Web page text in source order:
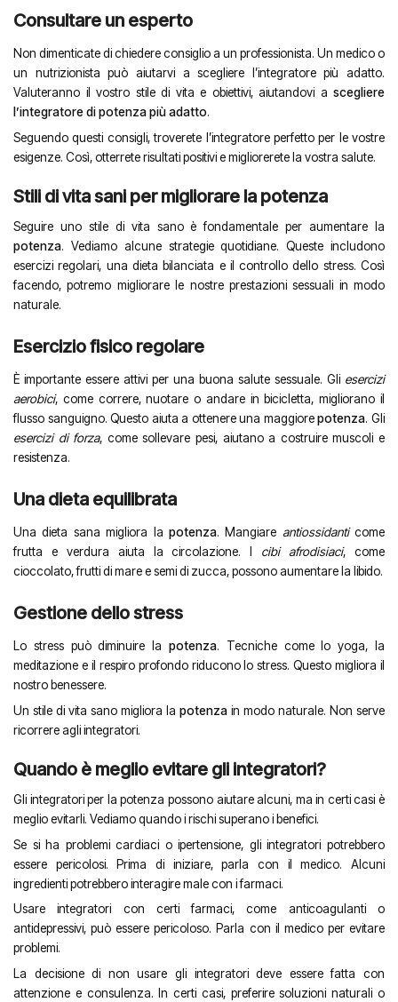
Consultare un esperto
Non dimenticate di chiedere consiglio a un professionista. Un medico o
un nutrizionista può aiutarvi a scegliere l’integratore più adatto.
Valuteranno il vostro stile di vita e obiettivi, aiutandovi a scegliere
l’integratore di potenza più adatto.
Seguendo questi consigli, troverete l’integratore perfetto per le vostre
esigenze. Così, otterrete risultati positivi e migliorerete la vostra salute.
Stili di vita sani per migliorare la potenza
Seguire uno stile di vita sano è fondamentale per aumentare la
potenza. Vediamo alcune strategie quotidiane. Queste includono
esercizi regolari, una dieta bilanciata e il controllo dello stress. Così
facendo, potremo migliorare le nostre prestazioni sessuali in modo
naturale.
Esercizio fisico regolare
È importante essere attivi per una buona salute sessuale. Gli esercizi
aerobici, come correre, nuotare o andare in bicicletta, migliorano il
flusso sanguigno. Questo aiuta a ottenere una maggiorepotenza. Gli
esercizi di forza, come sollevare pesi, aiutano a costruire muscoli e
resistenza.
Una dieta equilibrata
Una dieta sana migliora la potenza. Mangiare antiossidanticome
frutta e verdura aiuta la circolazione. I cibi afrodisiaci, come
cioccolato, frutti di mare e semi di zucca, possono aumentare la libido.
Gestione dello stress
Lo stress può diminuire la potenza. Tecniche come lo yoga, la
meditazione e il respiro profondo riducono lo stress. Questo migliora il
nostro benessere.
Un stile di vita sano migliora la potenza in modo naturale. Non serve
ricorrere agli integratori.
Quando è meglio evitare gli integratori?
Gli integratori per la potenza possono aiutare alcuni, ma in certi casi è
meglio evitarli. Vediamo quando i rischi superano i benefici.
Se si ha problemi cardiaci o ipertensione, gli integratori potrebbero
essere pericolosi. Prima di iniziare, parla con il medico. Alcuni
ingredienti potrebbero interagire male con i farmaci.
Usare integratori con certi farmaci, come anticoagulanti o
antidepressivi, può essere pericoloso. Parla con il medico per evitare
problemi.
La decisione di non usare gli integratori deve essere fatta con
attenzione e consulenza. In certi casi, preferire soluzioni naturali o